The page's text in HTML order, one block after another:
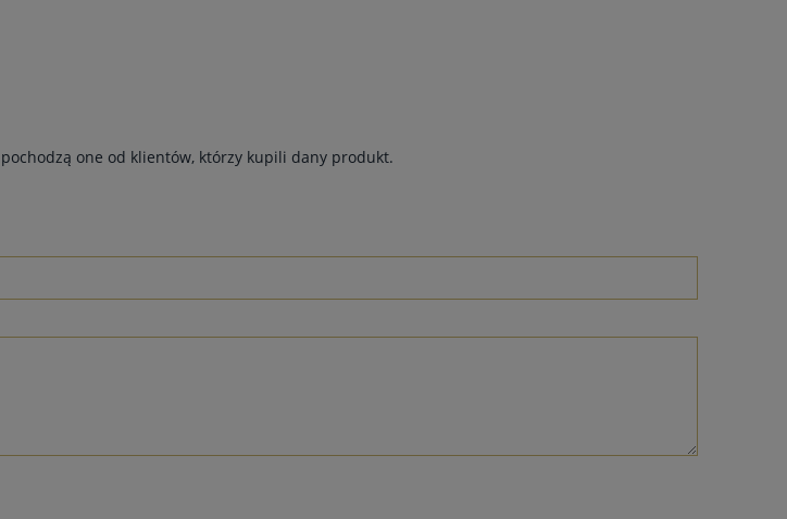
one od klientów, którzy kupili dany produkt.